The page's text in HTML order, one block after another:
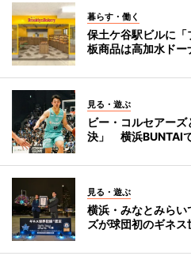
暮らす・働く
保土ケ谷駅ビルに
板商品は高加水ドー
見る・遊ぶ
ビー・コルセアー
決」 横浜BUNTAI
見る・遊ぶ
横浜・みなとみら
ズが球団初のギネス